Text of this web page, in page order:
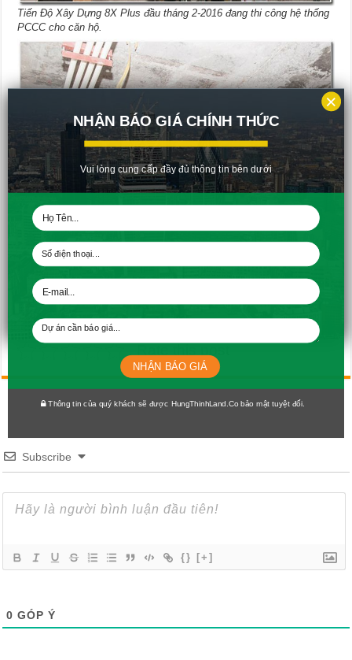
Tiến Độ Xây Dựng 8X Plus đầu tháng 2-2016 đang thi công hệ thống
PCCC cho căn hộ.
PCCC cho căn hộ.
Subscribe
{} [+]
0 GÓP Ý
NHẬN BÁO GIÁ CHÍNH THỨC
Vui lòng cung cấp đầy đủ thông tin bên dưới
Thông tin của quý khách sẽ được HungThinhLand.Co bảo mật tuyệt đối.
NHẬN BÁO GIÁ
×